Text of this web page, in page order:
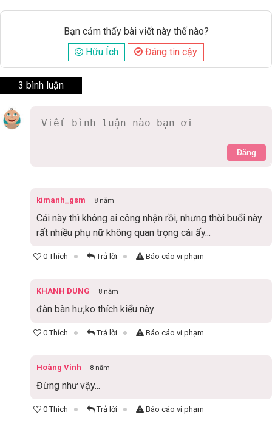
Bạn cảm thấy bài viết này thế nào?
Hữu Ích
Đáng tin cậy
3 bình luận
Đăng
kimanh_gsm 8 năm
Cái này thì không ai công nhận rồi, nhưng thời buổi này
rất nhiều phụ nữ không quan trọng cái ấy...
0 Thích Trả lời Báo cáo vi phạm
KHANH DUNG 8 năm
đàn bàn hư,ko thích kiểu này
0 Thích Trả lời Báo cáo vi phạm
Hoàng Vinh 8 năm
Đừng như vậy...
0 Thích Trả lời Báo cáo vi phạm